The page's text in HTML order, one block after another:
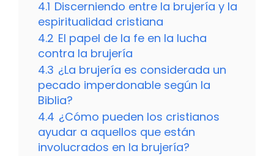
4.1 Discerniendo entre la brujería y la
espiritualidad cristiana
4.2 El papel de la fe en la lucha
contra la brujería
4.3 ¿La brujería es considerada un
pecado imperdonable según la
Biblia?
4.4 ¿Cómo pueden los cristianos
ayudar a aquellos que están
involucrados en la brujería?